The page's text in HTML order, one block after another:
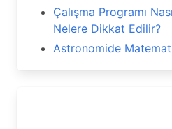
Çalışma Programı
Nelere Dikkat Edilir?
Astronomide